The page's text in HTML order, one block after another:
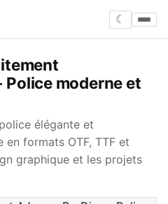
☾
moderne et
élégante et
formats OTF, TTF et
graphique et les projets